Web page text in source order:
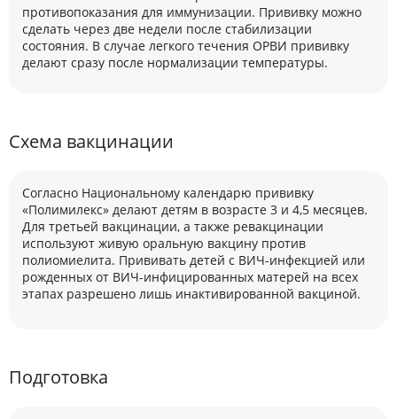
противопоказания для иммунизации. Прививку можно
сделать через две недели после стабилизации
состояния. В случае легкого течения ОРВИ прививку
делают сразу после нормализации температуры.
Схема вакцинации
Согласно Национальному календарю прививку
«Полимилекс» делают детям в возрасте 3 и 4,5 месяцев.
Для третьей вакцинации, а также ревакцинации
используют живую оральную вакцину против
полиомиелита. Прививать детей с ВИЧ-инфекцией или
рожденных от ВИЧ-инфицированных матерей на всех
этапах разрешено лишь инактивированной вакциной.
Подготовка